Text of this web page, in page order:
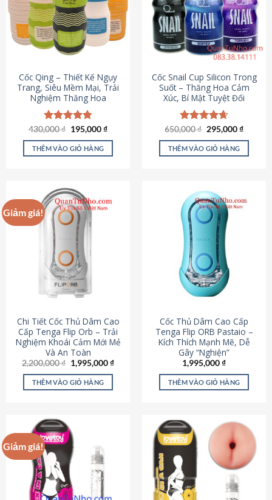
Cốc Qing – Thiết Kế Ngụy
Trang, Siêu Mềm Mại, Trải
Nghiệm Thăng Hoa
Được xếp
hạng4.78
5 sao
430,000₫ Giá
là:
430,000 ₫.
195,000₫Giá
tại
THÊM VÀO GIỎ HÀNG
Cốc Snail Cup Silicon Trong
Suốt – Thăng Hoa Cảm
Xúc, Bí Mật Tuyệt Đối
Được xếp
hạng4.69
5 sao
650,000₫ Giá
là:
650,000 ₫.
295,000₫Giá
tại
THÊM VÀO GIỎ HÀNG
Giảm giá!
Chi Tiết Cốc Thủ Dâm Cao
Cấp Tenga Flip Orb – Trải
Nghiệm Khoái Cảm Mới Mẻ
Và An Toàn
2,200,000₫ Giá
gốc
là:
2,200,000 ₫.
1,995,000₫Giá
THÊM VÀO GIỎ HÀNG
Cốc Thủ Dâm Cao Cấp
Tenga Flip ORB Pastaio –
Kích Thích Mạnh Mẽ, Dễ
Gây “Nghiện”
1,995,000₫
THÊM VÀO GIỎ HÀNG
Giảm giá!